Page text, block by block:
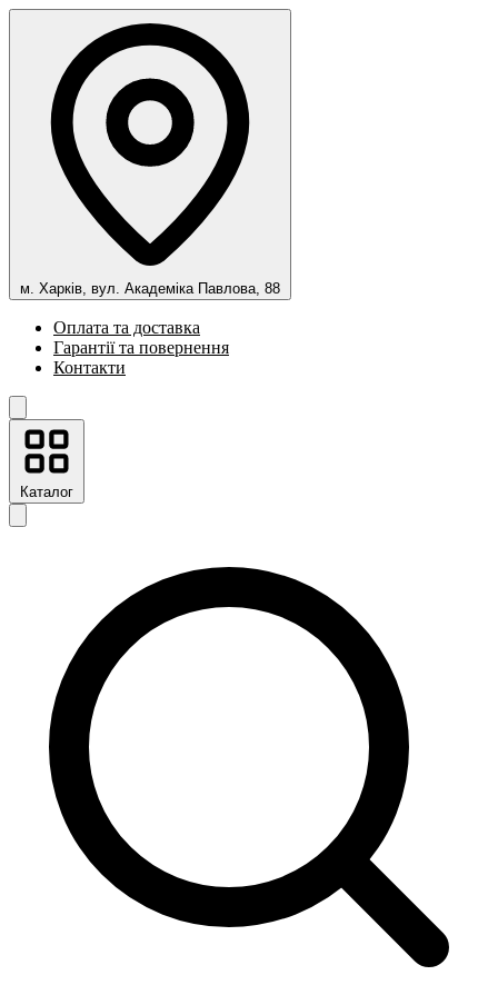
м. Харків, вул. Академіка Павлова, 88
Оплата та доставка
Гарантії та повернення
Контакти
Каталог